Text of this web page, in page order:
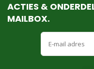
ACTIES &
MAILBOX.